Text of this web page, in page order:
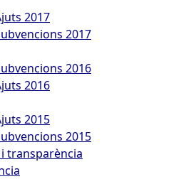
2017
2017
2016
2016
2015
2015
transparència